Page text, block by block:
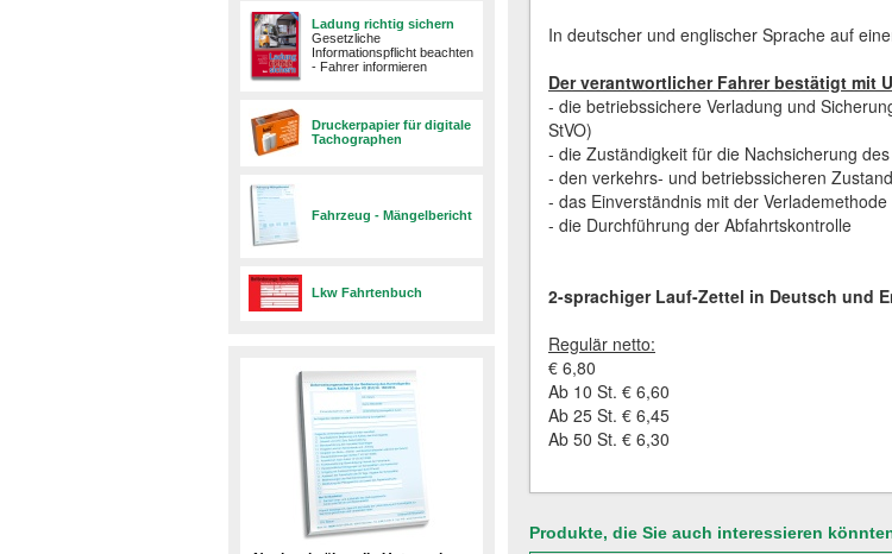
Ladung richtig sichern
Gesetzliche
Informationspflicht beachten
- Fahrer informieren
Druckerpapier für digitale
Tachographen
Fahrzeug - Mängelbericht
Lkw Fahrtenbuch
In deutscher und englischer Sprache auf
Der verantwortlicher Fahrer bestätigt mit
- die betriebssichere Verladung und
StVO)
- die Zuständigkeit für die Nachsicherung
- den verkehrs- und betriebssicheren
- das Einverständnis mit der
- die Durchführung der Abfahrtskontrolle
2-sprachiger Lauf-Zettel in Deutsch und
Regulär netto:
€ 6,80
Ab 10 St. € 6,60
Ab 25 St. € 6,45
Ab 50 St. € 6,30
Produkte, die Sie auch interessieren